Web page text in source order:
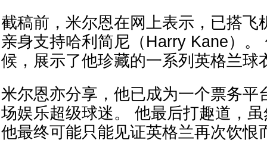
截稿前，米尔恩在网上表示，已搭飞
亲身支持哈利简尼（Harry Kane）。
候，展示了他珍藏的一系列英格兰球
米尔恩亦分享，他已成为一个票务平
场娱乐超级球迷。 他最后打趣道，
他最终可能只能见证英格兰再次饮恨